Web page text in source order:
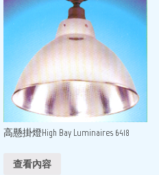
高懸掛燈High Bay Luminaires 6418
查看內容